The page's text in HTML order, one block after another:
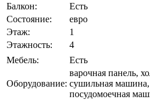
Балкон:
Есть
Состояние:
евро
Этаж:
1
Этажность:
4
Мебель:
Есть
Оборудование:
варочная панель,
сушильная
посудомоечная